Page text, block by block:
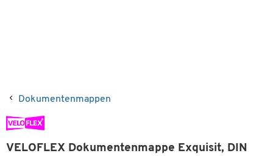
Dokumentenmappen
VELOFLEX Dokumentenmappe Exquisit, DIN